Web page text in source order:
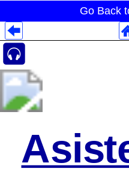
Go Back
Despliegues
Despliegues Totales
Despliegues por